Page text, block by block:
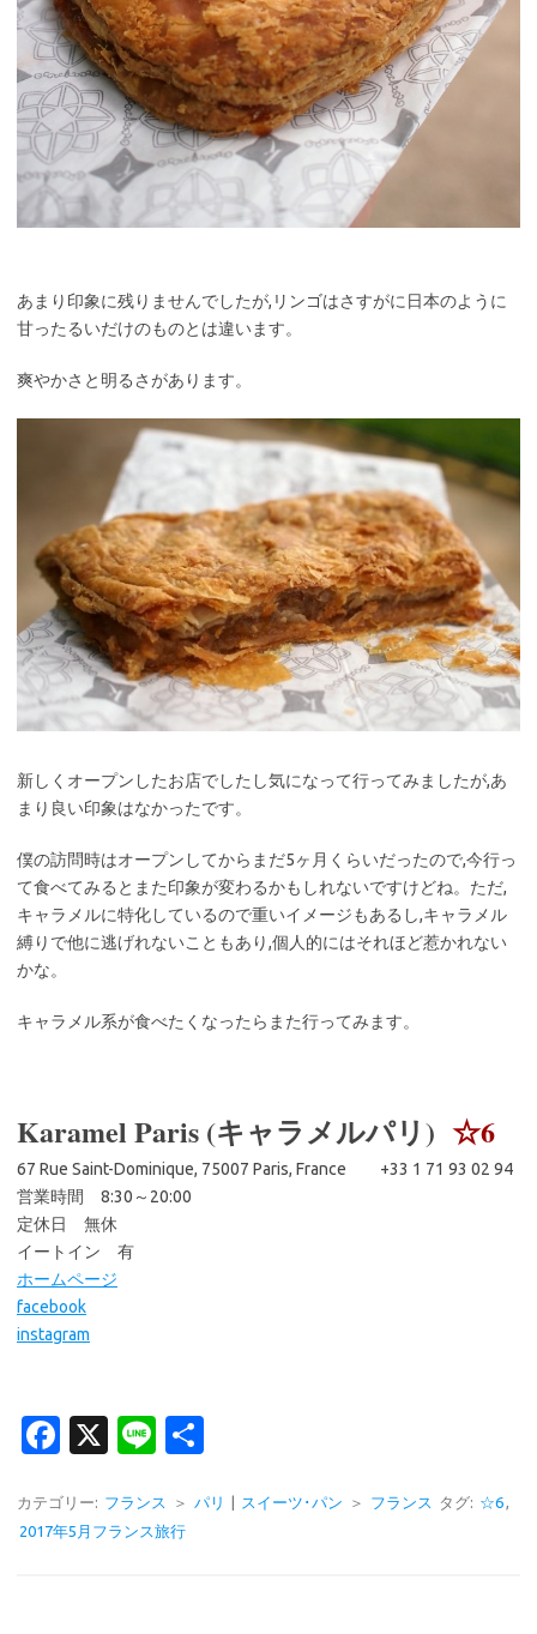
あまり印象に残りませんでしたが,リンゴはさすがに日本のように
甘ったるいだけのものとは違います。
爽やかさと明るさがあります。
新しくオープンしたお店でしたし気になって行ってみましたが,あ
まり良い印象はなかったです。
僕の訪問時はオープンしてからまだ5ヶ月くらいだったので,今行っ
て食べてみるとまた印象が変わるかもしれないですけどね。ただ,
キャラメルに特化しているので重いイメージもあるし,キャラメル
縛りで他に逃げれないこともあり,個人的にはそれほど惹かれない
かな。
キャラメル系が食べたくなったらまた行ってみます。
Karamel Paris (キャラメルパリ) ☆6
67 Rue Saint-Dominique, 75007 Paris, France +33 1 71 93 02 94
営業時間 8:30～20:00
定休日 無休
イートイン 有
ホームページ
facebook
instagram
Fa
e
b
X
Li
e
カテゴリー: フランス ＞ パリ スイーツ･パン ＞ フランス タグ: ☆6,
2017年5月フランス旅行